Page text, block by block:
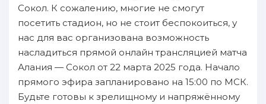
Сокол. К сожалению, многие не смогут
посетить стадион, но не стоит беспокоиться, у
нас для вас организована возможность
насладиться прямой онлайн трансляцией матча
Алания — Сокол от 22 марта 2025 года. Начало
прямого эфира запланировано на 15:00 по МСК.
Будьте готовы к зрелищному и напряжённому